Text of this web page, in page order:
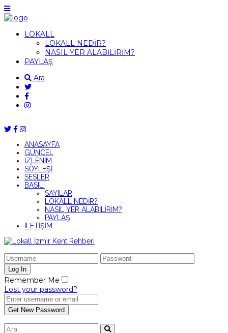
LOKALL
LOKALL NEDİR?
NASIL YER ALABİLİRİM?
PAYLAŞ
Ara
ANASAYFA
GÜNCEL
İZLENİM
SÖYLEŞİ
SESLER
BASILI
SAYILAR
LOKALL NEDİR?
NASIL YER ALABİLİRİM?
PAYLAŞ
İLETİŞİM
Remember Me
Lost your password?